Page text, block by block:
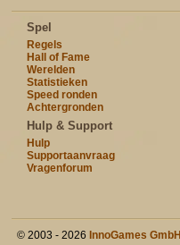
Spel
Regels
Hall of Fame
Werelden
Statistieken
Speed ronden
Achtergronden
Hulp & Support
Hulp
Supportaanvraag
Vragenforum
© 2003 - 2026 InnoGames GmbH